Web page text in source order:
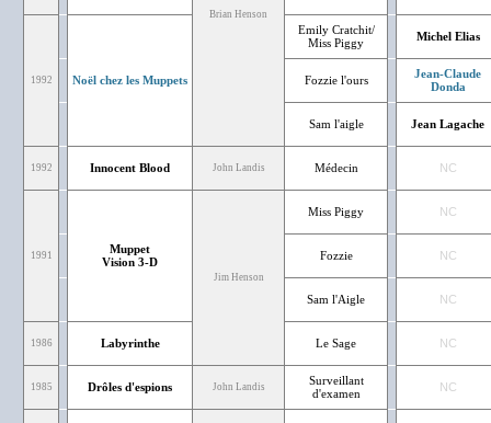
Brian Henson
1992 Noël chez les Muppets
Emily Cratchit/
Miss Piggy
Michel Elias
Fozzie l'ours
Jean-Claude
Donda
Sam l'aigle Jean Lagache
1992 Innocent Blood John Landis Médecin NC
1991
Muppet
Vision 3-D
Jim Henson
Miss Piggy NC
Fozzie NC
Sam l'Aigle NC
1986 Labyrinthe Le Sage NC
1985 Drôles d'espions John Landis
Surveillant
d'examen
NC